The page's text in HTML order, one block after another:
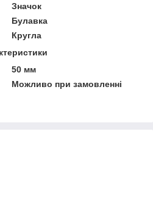
Значок
Булавка
Кругла
50 мм
Можливо при замовленні